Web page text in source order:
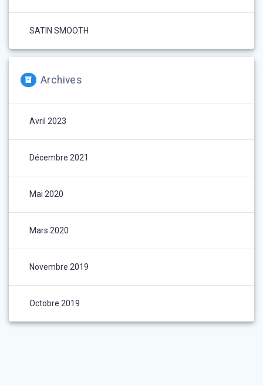
SATIN SMOOTH
Archives
Avril 2023
Décembre 2021
Mai 2020
Mars 2020
Novembre 2019
Octobre 2019